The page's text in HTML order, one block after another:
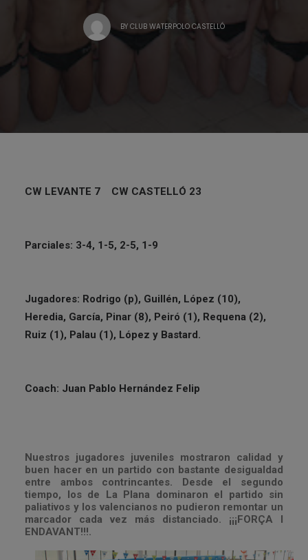
BY CLUB WATERPOLO CASTELLÓ
CW LEVANTE 7 CW CASTELLÓ 23
Parciales: 3-4, 1-5, 2-5, 1-9
Jugadores: Rodrigo (p), Guillén, López (10),
Heredia, García, Pinar (8), Peiró (1), Requena (2),
Ruiz (1), Palau (1), López y Bastard.
Coach: Juan Pablo Hernández Felip
Nuestros jugadores juveniles mostraron calidad y
buen hacer en un partido con bastante desigualdad
entre ambos contrincantes. Desde el segundo
tiempo, los de La Plana dominaron el partido sin
paliativos y los valencianos no pudieron remontar un
marcador cada vez más distanciado. ¡¡¡FORÇA I
ENDAVANT!!!.